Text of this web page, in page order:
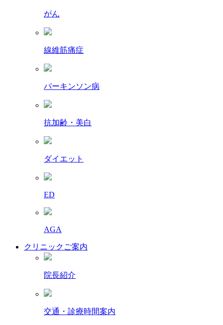
がん
線維筋痛症
パーキンソン病
抗加齢・美白
ダイエット
ED
AGA
クリニックご案内
院長紹介
交通・診療時間案内